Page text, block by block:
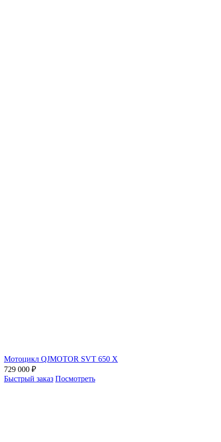
Мотоцикл QJMOTOR SVT 650 X
729 000 ₽
Быстрый заказ Посмотреть